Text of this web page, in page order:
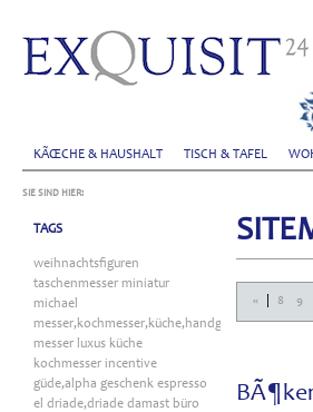
KÃŒCHE & HAUSHALT TISCH & TAFEL
SIE SIND HIER:
TAGS
weihnachtsfiguren
taschenmesser miniatur
michael
messer,kochmesser,küche,handgefertigt
messer luxus küche
kochmesser incentive
güde,alpha geschenk espresso
el driade,driade damast büro
« 8 9